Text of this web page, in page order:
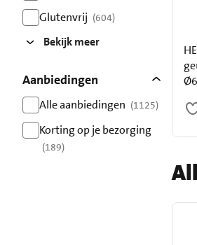
resultaten
Glutenvrij (604)
Bekijk meer
Aanbiedingen
Alle aanbiedingen (1125)
resultaten
Korting op je bezorging
(189)